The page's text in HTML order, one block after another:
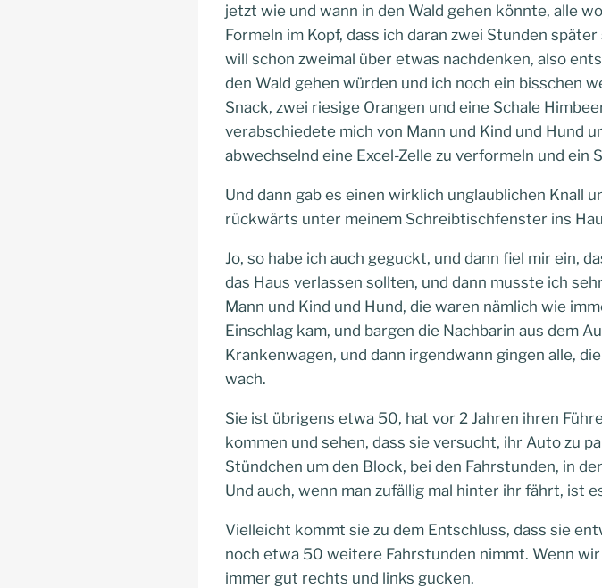
jetzt wie und wann in den Wald gehen könnte, alle
Formeln im Kopf, dass ich daran zwei Stunden
will schon zweimal über etwas nachdenken, also
den Wald gehen würden und ich noch ein bisschen
Snack, zwei riesige Orangen und eine Schale
verabschiedete mich von Mann und Kind und Hund
abwechselnd eine Excel-Zelle zu verformeln und ein
Und dann gab es einen wirklich unglaublichen Knall
rückwärts unter meinem Schreibtischfenster ins
Jo, so habe ich auch geguckt, und dann fiel mir ein,
das Haus verlassen sollten, und dann musste ich
Mann und Kind und Hund, die waren nämlich wie
Einschlag kam, und bargen die Nachbarin aus dem
Krankenwagen, und dann irgendwann gingen alle,
wach.
Sie ist übrigens etwa 50, hat vor 2 Jahren ihren
kommen und sehen, dass sie versucht, ihr Auto zu
Stündchen um den Block, bei den Fahrstunden, in
Und auch, wenn man zufällig mal hinter ihr fährt, ist
Vielleicht kommt sie zu dem Entschluss, dass sie
noch etwa 50 weitere Fahrstunden nimmt. Wenn
immer gut rechts und links gucken.